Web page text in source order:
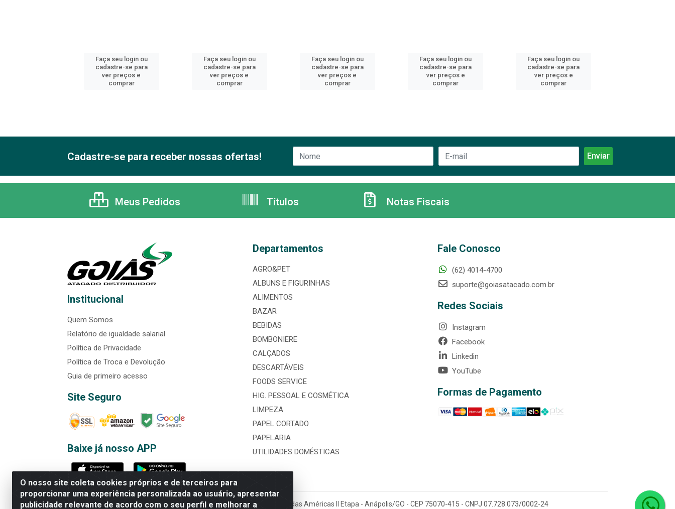
Faça seu login ou
cadastre-se para
ver preços e
comprar
Faça seu login ou
cadastre-se para
ver preços e
comprar
Faça seu login ou
cadastre-se para
ver preços e
comprar
Faça seu login ou
cadastre-se para
ver preços e
comprar
Faça seu login ou
cadastre-se para
ver preços e
comprar
O nosso site coleta cookies próprios e de terceiros para
proporcionar uma experiência personalizada ao usuário, apresentar
publicidade relevante de acordo com o seu perfil e melhorar a
Cadastre-se para receber nossas ofertas!
Meus Pedidos Títulos Notas Fiscais
Institucional
Quem Somos
Relatório de igualdade salarial
Política de Privacidade
Política de Troca e Devolução
Guia de primeiro acesso
Site Seguro
Baixe já nosso APP
Departamentos
AGRO&PET
ALBUNS E FIGURINHAS
ALIMENTOS
BAZAR
BEBIDAS
BOMBONIERE
CALÇADOS
DESCARTÁVEIS
FOODS SERVICE
HIG. PESSOAL E COSMÉTICA
LIMPEZA
PAPEL CORTADO
PAPELARIA
UTILIDADES DOMÉSTICAS
Fale Conosco
(62) 4014-4700
suporte@goiasatacado.com.br
Redes Sociais
Instagram
Facebook
Linkedin
YouTube
Formas de Pagamento
Rede Brasil - Avenida Universitária, nº 3860, Jardim das Américas II Etapa - Anápolis/GO - CEP 75070-415 - CNPJ 07.728.073/0002-24